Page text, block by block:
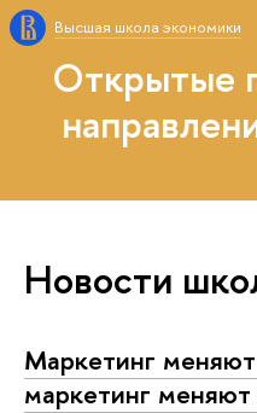
Высшая школа экономики
Открытые
Новости
Маркетинг
маркетинг